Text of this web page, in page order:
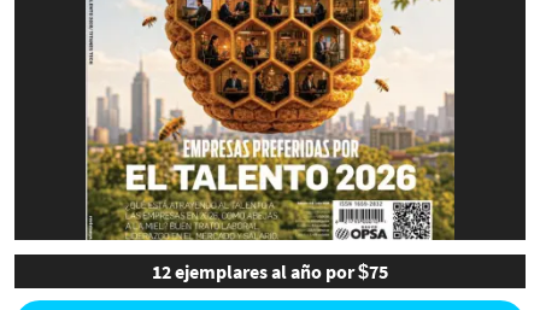
12 ejemplares al año por $75